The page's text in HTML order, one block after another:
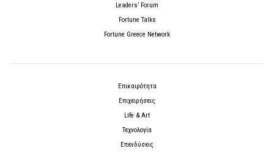
Leaders’ Forum
Fortune Talks
Fortune Greece Network
Επικαιρότητα
Επιχειρήσεις
Life & Art
Τεχνολογία
Επενδύσεις